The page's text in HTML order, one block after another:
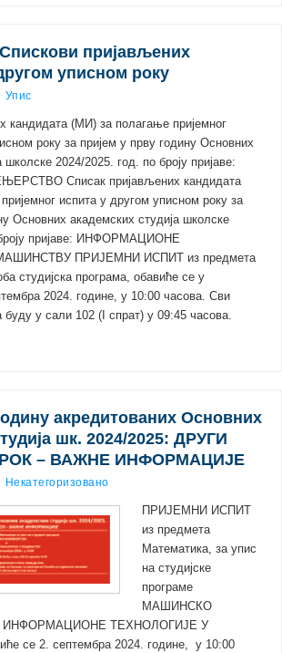
пријављених
уписном року
Упис
кандидата (МИ) за полагање пријемног
року за пријем у прву годину Основних
школске 2024/2025. год. по броју пријаве:
Списак пријављених кандидата
испита у другом уписном року за
Основних академских студија школске
пријаве: ИНФОРМАЦИОНЕ
ПРИЈЕМНИ ИСПИТ из предмета
студијска програма, обавиће се у
2024. године, у 10:00 часова. Сви
буду у сали 102 (I спрат) у 09:45 часова.
акредитованих Основних
шк. 2024/2025: ДРУГИ
– ВАЖНЕ ИНФОРМАЦИЈЕ
Некатегоризовано
ПРИЈЕМНИ ИСПИТ
из предмета
Математика, за упис
на студијске
програме
МАШИНСКО
ТЕХНОЛОГИЈЕ У
се 2. септембра 2024. године, у 10:00